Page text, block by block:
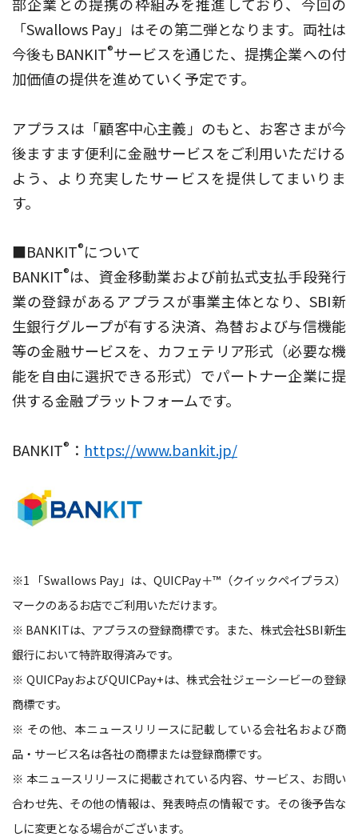
「Swallows Pay」はその第二弾となります。両社は
今後もBANKIT®サービスを通じた、提携企業への付
加価値の提供を進めていく予定です。
アプラスは「顧客中心主義」のもと、お客さまが今
後ますます便利に金融サービスをご利用いただける
よう、より充実したサービスを提供してまいりま
す。
■BANKIT®について
BANKIT®は、資金移動業および前払式支払手段発行
業の登録があるアプラスが事業主体となり、SBI新
生銀行グループが有する決済、為替および与信機能
等の金融サービスを、カフェテリア形式（必要な機
能を自由に選択できる形式）でパートナー企業に提
供する金融プラットフォームです。
BANKIT® ： https://www.bankit.jp/
※1 「Swallows Pay」は、QUICPay＋™（クイックペイプラス）
マークのあるお店でご利用いただけます。
※ BANKITは、アプラスの登録商標です。また、株式会社SBI新生
銀行において特許取得済みです。
※ QUICPayおよびQUICPay+は、株式会社ジェーシービーの登録
商標です。
※ その他、本ニュースリリースに記載している会社名および商
品・サービス名は各社の商標または登録商標です。
※ 本ニュースリリースに掲載されている内容、サービス、お問い
合わせ先、その他の情報は、発表時点の情報です。その後予告な
しに変更となる場合がございます。